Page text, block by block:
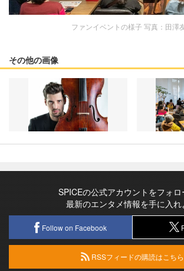
ファンイベントの様子 写真：田澤
その他の画像
SPICEの公式アカウントをフォロ
最新のエンタメ情報を手に入れ
Follow on Facebook
RSSフィードの購読はこちら